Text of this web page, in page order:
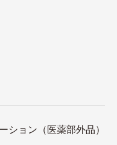
ション（医薬部外品）